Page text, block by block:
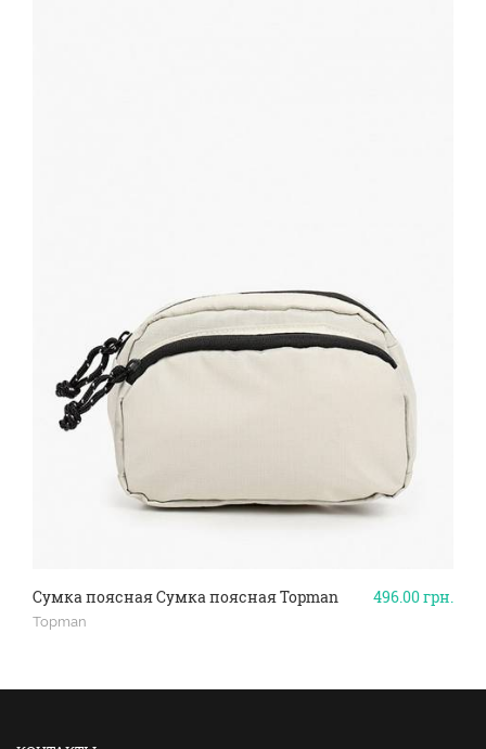
496.00грн.
Сумка поясная Сумка поясная Topman
Topman